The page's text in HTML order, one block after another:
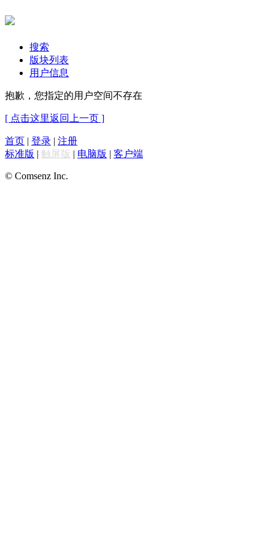
搜索
版块列表
用户信息
抱歉，您指定的用户空间不存在
[ 点击这里返回上一页 ]
首页 | 登录 | 注册
标准版 | 触屏版 | 电脑版 | 客户端
© Comsenz Inc.